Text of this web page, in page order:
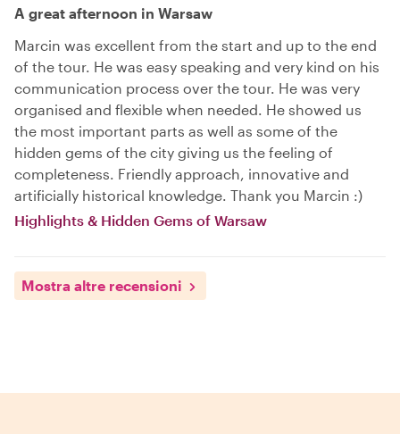
A great afternoon in Warsaw
Marcin was excellent from the start and up to the end
of the tour. He was easy speaking and very kind on his
communication process over the tour. He was very
organised and flexible when needed. He showed us
the most important parts as well as some of the
hidden gems of the city giving us the feeling of
completeness. Friendly approach, innovative and
artificially historical knowledge. Thank you Marcin :)
Highlights & Hidden Gems of Warsaw
Mostra altre recensioni